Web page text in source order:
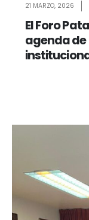
21 MARZO, 2026
El Foro
agenda